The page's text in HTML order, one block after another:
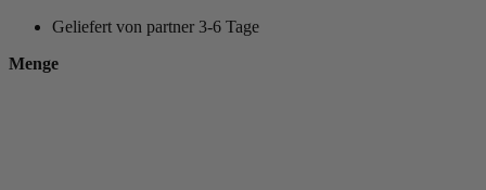
Geliefert von partner 3-6 Tage
Menge